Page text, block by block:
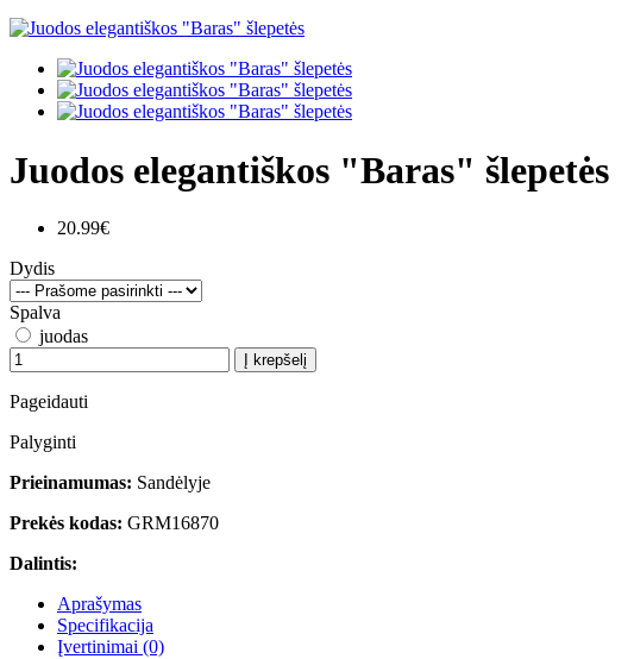
Juodos elegantiškos "Baras" šlepetės
20.99€
Dydis
Spalva
juodas
Į krepšelį
Pageidauti
Palyginti
Prieinamumas: Sandėlyje
Prekės kodas: GRM16870
Dalintis:
Aprašymas
Specifikacija
Įvertinimai (0)